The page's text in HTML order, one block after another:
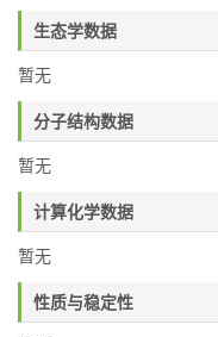
生态学数据
暂无
分子结构数据
暂无
计算化学数据
暂无
性质与稳定性